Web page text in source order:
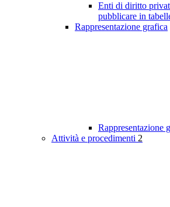
Enti di diritto
pubblicare in
Rappresentazione grafica
Rappresentazione
Attività e procedimenti 2